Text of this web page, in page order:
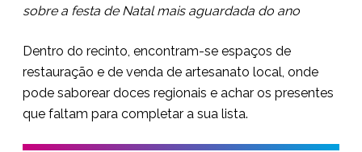
sobre a festa de Natal mais aguardada do ano
Dentro do recinto, encontram-se espaços de
restauração e de venda de artesanato local, onde
pode saborear doces regionais e achar os presentes
que faltam para completar a sua lista.